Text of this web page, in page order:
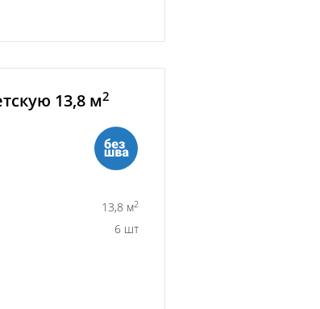
13,8 м2
13,8 м2
6 шт